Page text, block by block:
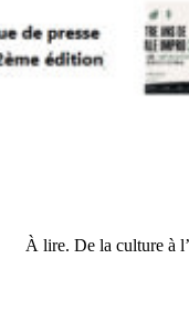
À lire. De la culture à